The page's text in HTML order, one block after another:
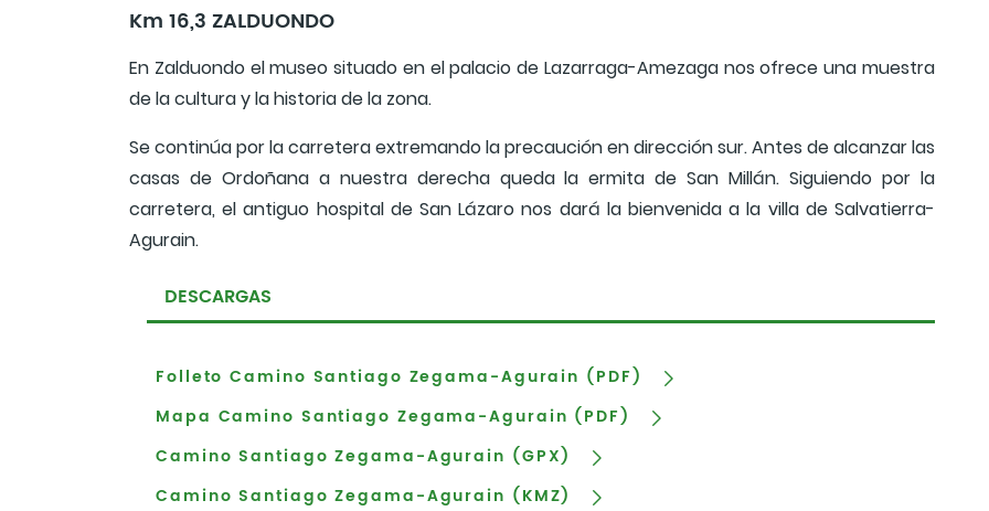
Km 16,3 ZALDUONDO
En Zalduondo el museo situado en el palacio de Lazarraga-Amezaga nos ofrece una muestra
de la cultura y la historia de la zona.
Se continúa por la carretera extremando la precaución en dirección sur. Antes de alcanzar las
casas de Ordoñana a nuestra derecha queda la ermita de San Millán. Siguiendo por la
carretera, el antiguo hospital de San Lázaro nos dará la bienvenida a la villa de Salvatierra-
Agurain.
DESCARGAS
Folleto Camino Santiago Zegama-Agurain (PDF)
Mapa Camino Santiago Zegama-Agurain (PDF)
Camino Santiago Zegama-Agurain (GPX)
Camino Santiago Zegama-Agurain (KMZ)